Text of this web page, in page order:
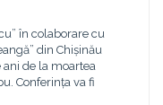
în colaborare cu
din Chișinău
de la moartea
Conferința va fi